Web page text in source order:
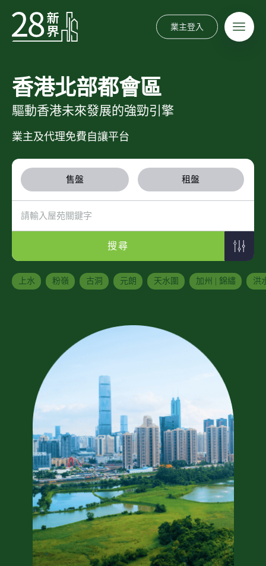
業主登入
香港北部都會區
驅動香港未來發展的強勁引擎
業主及代理免費自讓平台
售盤 租盤
搜尋
上水 粉嶺 古洞 元朗 天水圍 加州 | 錦繡 洪